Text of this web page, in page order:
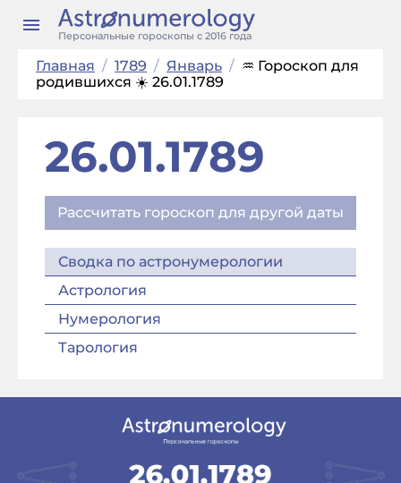
Персональные гороскопы с 2016 года
Главная / 1789 / Январь / ♒ Гороскоп для
родившихся ☀️ 26.01.1789
26.01.1789
Рассчитать гороскоп для другой даты
Сводка по астронумерологии
Астрология
Нумерология
Тарология